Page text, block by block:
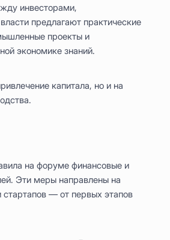
инвесторами,
предлагают практические
проекты и
экономике знаний.
капитала, но и на
на форуме финансовые и
Эти меры направлены на
— от первых этапов